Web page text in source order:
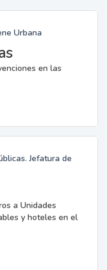
Urbana
en las
Jefatura de
a Unidades
y hoteles en el